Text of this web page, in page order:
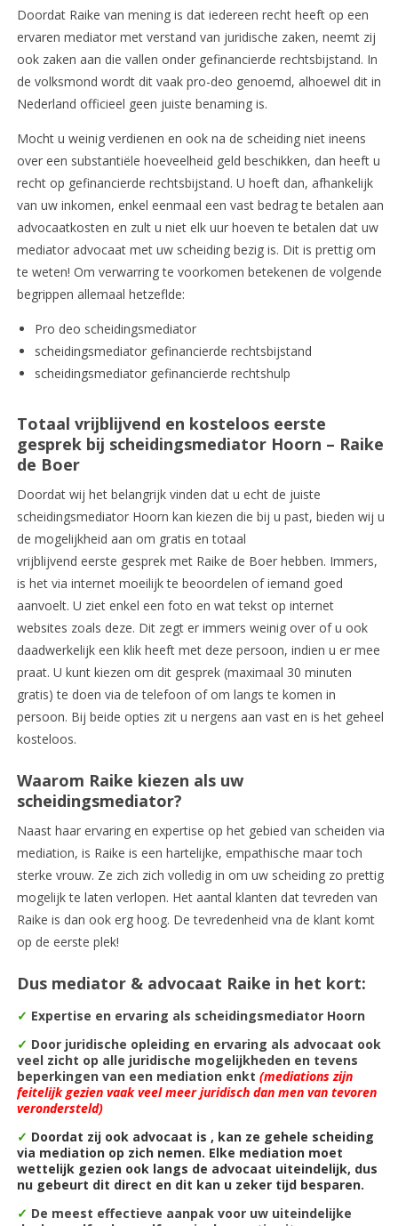
Doordat Raike van mening is dat iedereen recht heeft op een
ervaren mediator met verstand van juridische zaken, neemt zij
ook zaken aan die vallen onder gefinancierde rechtsbijstand. In
de volksmond wordt dit vaak pro-deo genoemd, alhoewel dit in
Nederland officieel geen juiste benaming is.
Mocht u weinig verdienen en ook na de scheiding niet ineens
over een substantiële hoeveelheid geld beschikken, dan heeft u
recht op gefinancierde rechtsbijstand. U hoeft dan, afhankelijk
van uw inkomen, enkel eenmaal een vast bedrag te betalen aan
advocaatkosten en zult u niet elk uur hoeven te betalen dat uw
mediator advocaat met uw scheiding bezig is. Dit is prettig om
te weten! Om verwarring te voorkomen betekenen de volgende
begrippen allemaal hetzeflde:
Pro deo scheidingsmediator
scheidingsmediator gefinancierde rechtsbijstand
scheidingsmediator gefinancierde rechtshulp
Totaal vrijblijvend en kosteloos eerste
gesprek bij scheidingsmediator Hoorn – Raike
de Boer
Doordat wij het belangrijk vinden dat u echt de juiste
scheidingsmediator Hoorn kan kiezen die bij u past, bieden wij u
de mogelijkheid aan om gratis en totaal
vrijblijvend eerste gesprek met Raike de Boer hebben. Immers,
is het via internet moeilijk te beoordelen of iemand goed
aanvoelt. U ziet enkel een foto en wat tekst op internet
websites zoals deze. Dit zegt er immers weinig over of u ook
daadwerkelijk een klik heeft met deze persoon, indien u er mee
praat. U kunt kiezen om dit gesprek (maximaal 30 minuten
gratis) te doen via de telefoon of om langs te komen in
persoon. Bij beide opties zit u nergens aan vast en is het geheel
kosteloos.
Waarom Raike kiezen als uw
scheidingsmediator?
Naast haar ervaring en expertise op het gebied van scheiden via
mediation, is Raike is een hartelijke, empathische maar toch
sterke vrouw. Ze zich zich volledig in om uw scheiding zo prettig
mogelijk te laten verlopen. Het aantal klanten dat tevreden van
Raike is dan ook erg hoog. De tevredenheid vna de klant komt
op de eerste plek!
Dus mediator & advocaat Raike in het kort:
✓ Expertise en ervaring als scheidingsmediator Hoorn
✓ Door juridische opleiding en ervaring als advocaat ook
veel zicht op alle juridische mogelijkheden en tevens
beperkingen van een mediationenkt (mediations zijn
feitelijk gezien vaak veel meer juridisch dan men van tevoren
verondersteld)
✓ Doordat zij ook advocaat is , kan ze gehele scheiding
via mediation op zich nemen. Elke mediation moet
wettelijk gezien ook langs de advocaat uiteindelijk, dus
nu gebeurt dit direct en dit kan u zeker tijd besparen.
✓ De meest effectieve aanpak voor uw uiteindelijke